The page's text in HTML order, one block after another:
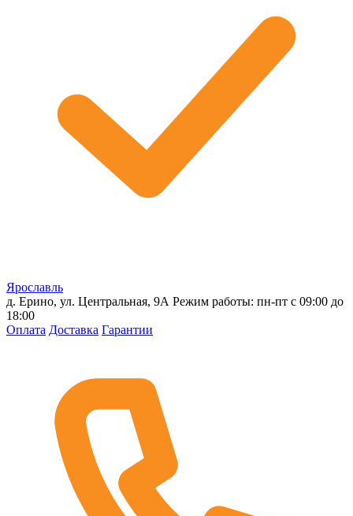
Ярославль
д. Ерино, ул. Центральная, 9А Режим работы: пн-пт с 09:00 до
18:00
Оплата Доставка Гарантии